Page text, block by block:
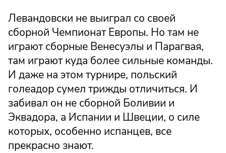
Левандовски не выиграл со своей
сборной Чемпионат Европы. Но там не
играют сборные Венесуэлы и Парагвая,
там играют куда более сильные команды.
И даже на этом турнире, польский
голеадор сумел трижды отличиться. И
забивал он не сборной Боливии и
Эквадора, а Испании и Швеции, о силе
которых, особенно испанцев, все
прекрасно знают.